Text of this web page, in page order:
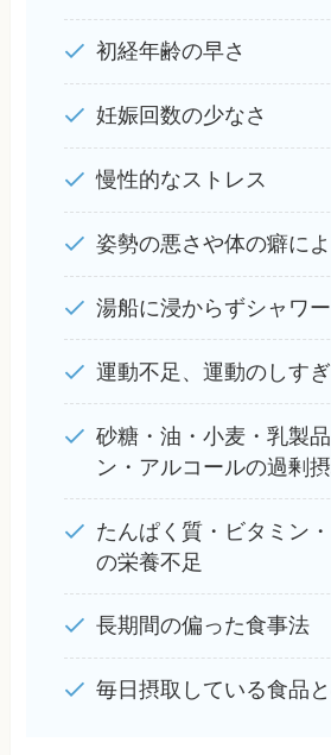
初経年齢の早さ
妊娠回数の少なさ
慢性的なストレス
姿勢の悪さや体の癖に
湯船に浸からずシャワ
運動不足、運動のしすぎ
砂糖・油・小麦・乳製
ン・アルコールの過剰
たんぱく質・ビタミン
の栄養不足
長期間の偏った食事法
毎日摂取している食品